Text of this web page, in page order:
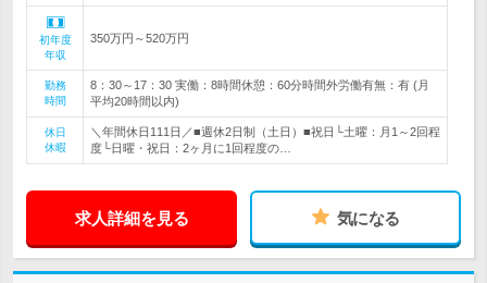
初年度
年収
350万円～520万円
勤務
時間
8：30～17：30 実働：8時間休憩：60分時間外労働有無：有 (月
平均20時間以内)
休日
休暇
＼年間休日111日／■週休2日制（土日）■祝日└土曜：月1～2回程
度└日曜・祝日：2ヶ月に1回程度の…
求人詳細を見る 気になる